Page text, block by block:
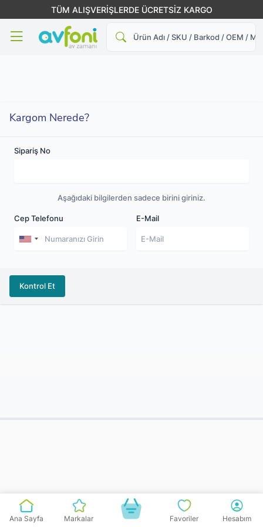
TÜM ALIŞVERİŞLERDE ÜCRETSİZ KARGO
Kargom Nerede?
Sipariş No
Aşağıdaki bilgilerden sadece birini giriniz.
Cep Telefonu E-Mail
Kontrol Et
Ana Sayfa Markalar Favoriler Hesabım